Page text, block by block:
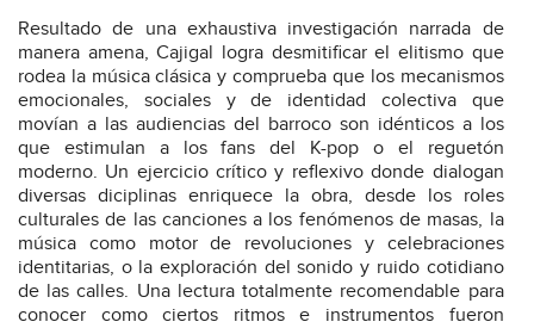
Resultado de una exhaustiva investigación narrada de
manera amena, Cajigal logra desmitificar el elitismo que
rodea la música clásica y comprueba que los mecanismos
emocionales, sociales y de identidad colectiva que
movían a las audiencias del barroco son idénticos a los
que estimulan a los fans del K-pop o el reguetón
moderno. Un ejercicio crítico y reflexivo donde dialogan
diversas diciplinas enriquece la obra, desde los roles
culturales de las canciones a los fenómenos de masas, la
música como motor de revoluciones y celebraciones
identitarias, o la exploración del sonido y ruido cotidiano
de las calles. Una lectura totalmente recomendable para
conocer como ciertos ritmos e instrumentos fueron